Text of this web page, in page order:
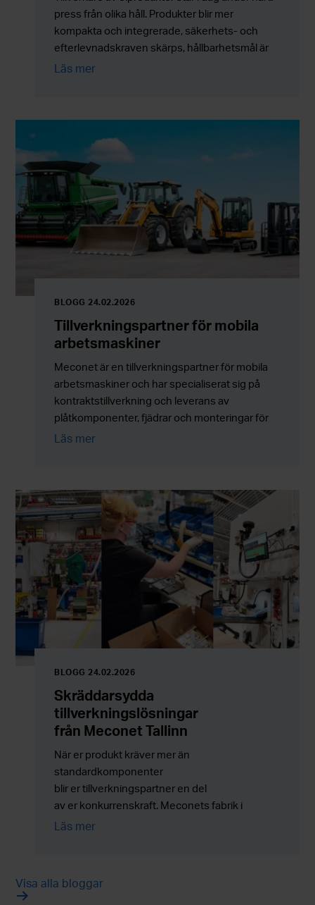
press från olika håll. Produkter blir mer
kompakta och integrerade, säkerhets- och
efterlevnadskraven skärps, hållbarhetsmål är
inte längre frivilliga, samtidigt som
Läs mer
BLOGG 24.02.2026
Tillverkningspartner för mobila
arbetsmaskiner
Meconet är en tillverkningspartner för mobila
arbetsmaskiner och har specialiserat sig på
kontraktstillverkning och leverans av
plåtkomponenter, fjädrar och monteringar för
serietillverkning. Företaget levererar till kunder
Läs mer
BLOGG 24.02.2026
Skräddarsydda
tillverkningslösningar
från Meconet Tallinn
När er produkt kräver mer än
standardkomponenter
blir er tillverkningspartner en del
av er konkurrenskraft. Meconets fabrik i
Tallinn erbjuder skräddarsydda
Läs mer
Visa alla bloggar